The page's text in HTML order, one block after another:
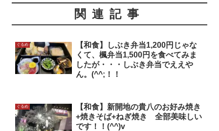
関連記事
ぐるめ
【和食】しぶき弁当1,200円じゃな
くて、楓弁当1,500円を食べてみま
したが・・・しぶき弁当でええや
ん。(^^;！！
ぐるめ
【和食】新開地の貴八のお好み焼き
+焼きそば+ねぎ焼き 全部美味しい
です！！(^^)v